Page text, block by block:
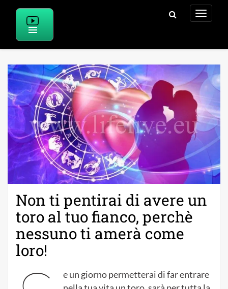
Non ti pentirai di avere un
toro al tuo fianco, perchè
nessuno ti amerà come
loro!
e un giorno permetterai di far entrare